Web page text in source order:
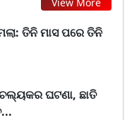
View More
ତିନି ମାସ ପରେ ତିନି
ଘଟଣା, ଛାତି